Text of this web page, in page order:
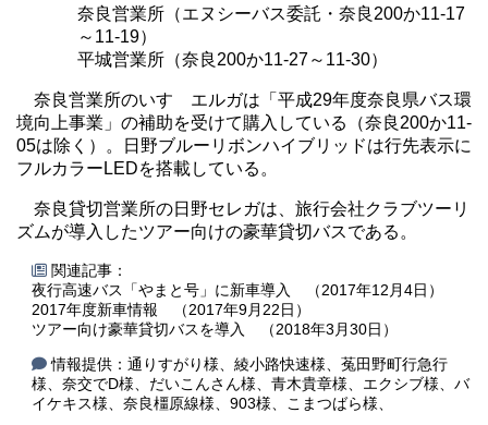
奈良営業所（エヌシーバス委託・奈良200か11-17
～11-19）
平城営業所（奈良200か11-27～11-30）
奈良営業所のいすゞエルガは「平成29年度奈良県バス環
境向上事業」の補助を受けて購入している（奈良200か11-
05は除く）。日野ブルーリボンハイブリッドは行先表示に
フルカラーLEDを搭載している。
奈良貸切営業所の日野セレガは、旅行会社クラブツーリ
ズムが導入したツアー向けの豪華貸切バスである。
関連記事：
夜行高速バス「やまと号」に新車導入 （2017年12月4日）
2017年度新車情報 （2017年9月22日）
ツアー向け豪華貸切バスを導入 （2018年3月30日）
情報提供：通りすがり様、綾小路快速様、菟田野町行急行
様、奈交でD様、だいこんさん様、青木貴章様、エクシブ様、バ
イケキス様、奈良橿原線様、903様、こまつばら様、